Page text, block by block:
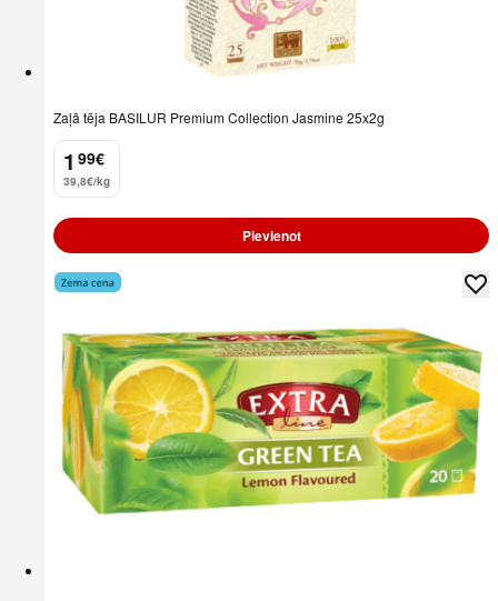
Zaļā tēja BASILUR Premium Collection Jasmine 25x2g
1
. 99€
39,8€/kg
Pievienot